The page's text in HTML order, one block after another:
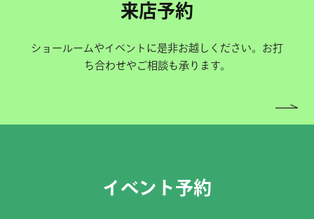
来店予約
ショールームやイベントに是非お越しください。お打
ち合わせやご相談も承ります。
イベント予約